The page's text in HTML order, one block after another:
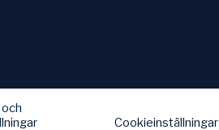
Cookieinställningar